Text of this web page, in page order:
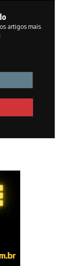
artigos mais